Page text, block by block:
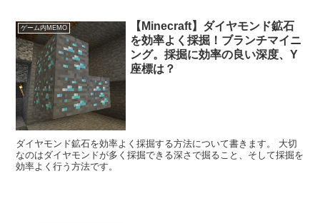
ゲーム内MEMO
【Minecraft】ダイヤモンド鉱石
を効率よく採掘！ブランチマイニ
ング。採掘に効率の良い深度、Y
座標は？
ダイヤモンド鉱石を効率よく採掘する方法について書きます。 大切
なのはダイヤモンドが多く採掘できる深さで掘ること、そして採掘を
効率よく行う方法です。